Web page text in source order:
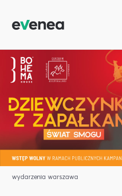
wydarzenia warszawa